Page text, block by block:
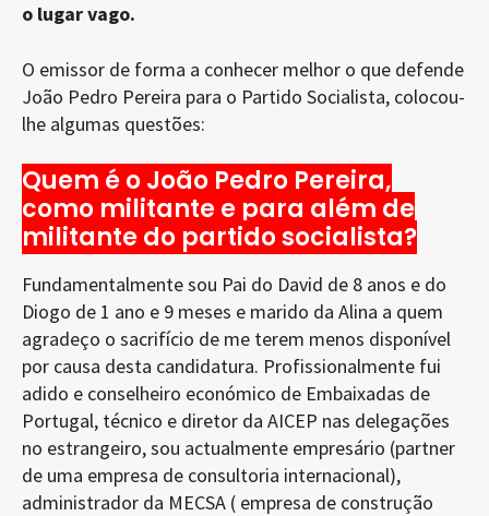
o lugar vago.
O emissor de forma a conhecer melhor o que defende
João Pedro Pereira para o Partido Socialista, colocou-
lhe algumas questões:
Quem é o João Pedro Pereira,
como militante e para além de
militante do partido socialista?
Fundamentalmente sou Pai do David de 8 anos e do
Diogo de 1 ano e 9 meses e marido da Alina a quem
agradeço o sacrifício de me terem menos disponível
por causa desta candidatura. Profissionalmente fui
adido e conselheiro económico de Embaixadas de
Portugal, técnico e diretor da AICEP nas delegações
no estrangeiro, sou actualmente empresário (partner
de uma empresa de consultoria internacional),
administrador da MECSA ( empresa de construção